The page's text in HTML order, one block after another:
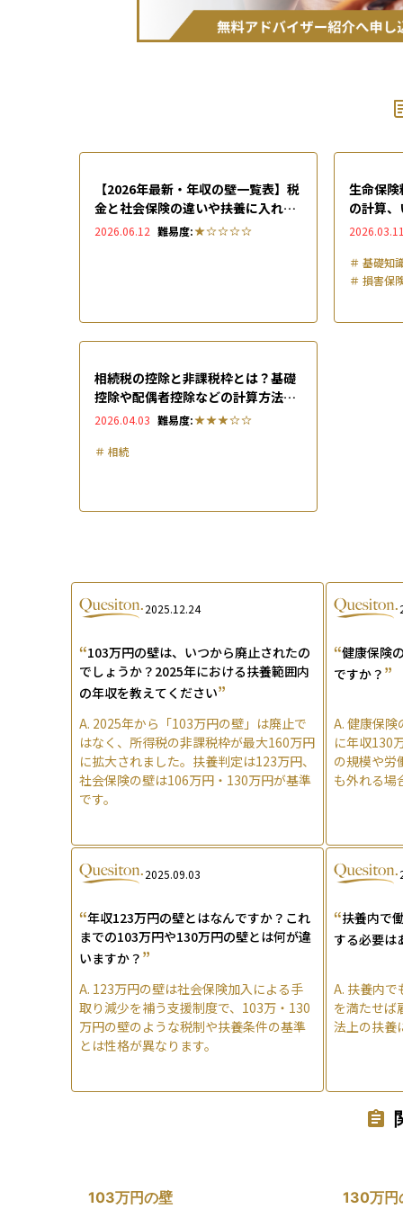
【2026年最新・年収の壁一覧表】税
金と社会保険の違いや扶養に入れる
ための手続きを解説
2026.06.12 難易度:
生命保
の計算
す解説
＃ 基礎知
＃ 損害保
相続税の控除と非課税枠とは？基礎
控除や配偶者控除などの計算方法も
徹底解説
2026.04.03 難易度:
＃ 相続
2025.12.24
“103万円の壁は、いつから廃止されたの
でしょうか？2025年における扶養範囲内
の年収を教えてください”
A. 2025年から「103万円の壁」は廃止で
はなく、所得税の非課税枠が最大160万円
に拡大されました。扶養判定は123万円、
社会保険の壁は106万円・130万円が基準
です。
“健康保険
ですか？ ”
A. 健康保険
に年収130
の規模や労
も外れる場
2025.09.03
“年収123万円の壁とはなんですか？これ
までの103万円や130万円の壁とは何が違
いますか？ ”
A. 123万円の壁は社会保険加入による手
取り減少を補う支援制度で、103万・130
万円の壁のような税制や扶養条件の基準
とは性格が異なります。
“扶養内で
する必要は
A. 扶養内で
を満たせば
法上の扶養
103万円の壁 130万円